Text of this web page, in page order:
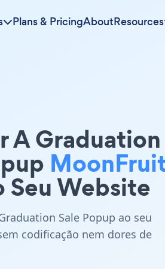
Plans & PricingAboutResources
A Graduation
Seu Website
Sale Popup ao seu
codificação nem dores de